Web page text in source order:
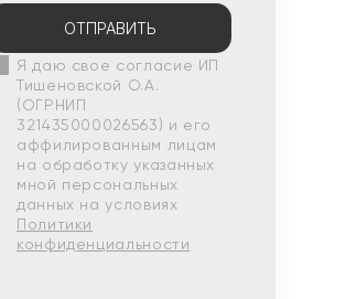
ОТПРАВИТЬ
Я даю свое согласие ИП
Тишеновской О.А.
(ОГРНИП
321435000026563) и его
аффилированным лицам
на обработку указанных
мной персональных
данных на условиях
Политики
конфиденциальности